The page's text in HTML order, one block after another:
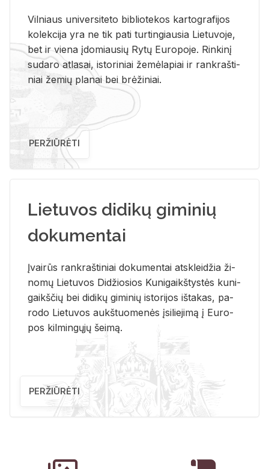
Vil­niaus uni­ver­si­te­to bi­b­lio­te­kos kar­to­gra­fi­jos
ko­lek­ci­ja yra ne tik pati tur­tin­giau­sia Lie­tu­vo­je,
bet ir vie­na įdo­miau­sių Rytų Eu­ro­po­je. Rin­ki­nį
su­da­ro at­la­sai, is­to­ri­niai že­mė­la­piai ir rank­raš­ti­
niai že­mių pla­nai bei brė­ži­niai.
PERŽIŪRĖTI
Lietuvos didikų giminių
dokumentai
Įvai­rūs rank­raš­ti­niai do­ku­men­tai at­sklei­džia ži­
no­mų Lie­tu­vos Di­džio­sios Ku­ni­gaikš­tys­tės ku­ni­
gaikš­čių bei di­di­kų gi­mi­nių is­to­ri­jos iš­ta­kas, pa­
ro­do Lie­tu­vos aukš­tuo­me­nės įsi­lie­ji­mą į Eu­ro­
pos kil­min­gų­jų šei­mą.
PERŽIŪRĖTI